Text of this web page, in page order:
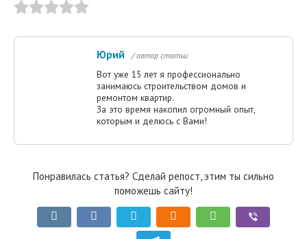
Юрий / автор статьи
Вот уже 15 лет я профессионально
занимаюсь строительством домов и
ремонтом квартир.
За это время накопил огромный опыт,
которым и делюсь с Вами!
Понравилась статья? Сделай репост, этим ты сильно
поможешь сайту!